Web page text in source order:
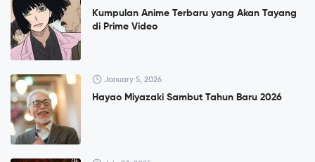
Kumpulan Anime Terbaru yang Akan Tayang
di Prime Video
January 5, 2026
Hayao Miyazaki Sambut Tahun Baru 2026